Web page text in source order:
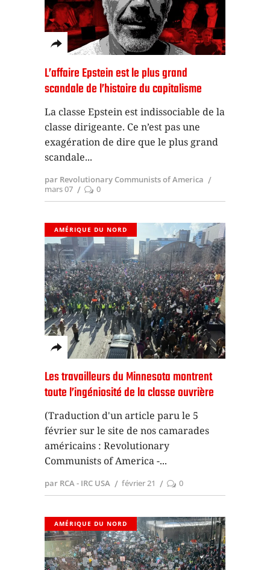
L’affaire Epstein est le plus grand
scandale de l’histoire du capitalisme
La classe Epstein est indissociable de la
classe dirigeante. Ce n’est pas une
exagération de dire que le plus grand
scandale
par Revolutionary Communists of America
mars 07
0
AMÉRIQUE DU NORD
Les travailleurs du Minnesota montrent
toute l’ingéniosité de la classe ouvrière
(Traduction d'un article paru le 5
février sur le site de nos camarades
américains : Revolutionary
Communists of America -
par RCA - IRC USA février 21 0
AMÉRIQUE DU NORD